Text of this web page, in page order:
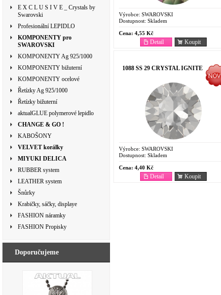
E X C L U S I V E _ Crystals by
Swarovski
Profesionální LEPIDLO
KOMPONENTY pro
SWAROVSKI
KOMPONENTY Ag 925/1000
KOMPONENTY bižuterní
KOMPONENTY ocelové
Řetízky Ag 925/1000
Řetízky bižuterní
aktualGLUE polymerové lepidlo
CHANGE & GO !
KABOŠONY
VELVET korálky
MIYUKI DELICA
RUBBER system
LEATHER system
Šnůrky
Krabičky, sáčky, displaye
FASHION náramky
FASHION Propisky
Doporučujeme
Výrobce: SWAROVSKI
Dostupnost: Skladem
Cena: 4,55 Kč
Koupit
Detail
1088 SS 29 CRYSTAL IGNITE
Výrobce: SWAROVSKI
Dostupnost: Skladem
Cena: 4,40 Kč
Koupit
Detail